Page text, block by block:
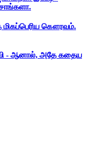
மிகப்பெரிய கௌரவம்.
- ஆனால், அதே கதைய